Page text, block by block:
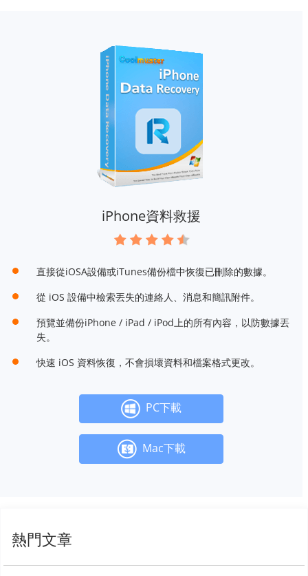
iPhone資料救援
直接從iOSA設備或iTunes備份檔中恢復已刪除的數據。
從 iOS 設備中檢索丟失的連絡人、消息和簡訊附件。
預覽並備份iPhone / iPad / iPod上的所有內容，以防數據丟
失。
快速 iOS 資料恢復，不會損壞資料和檔案格式更改。
PC下載
Mac下載
熱門文章